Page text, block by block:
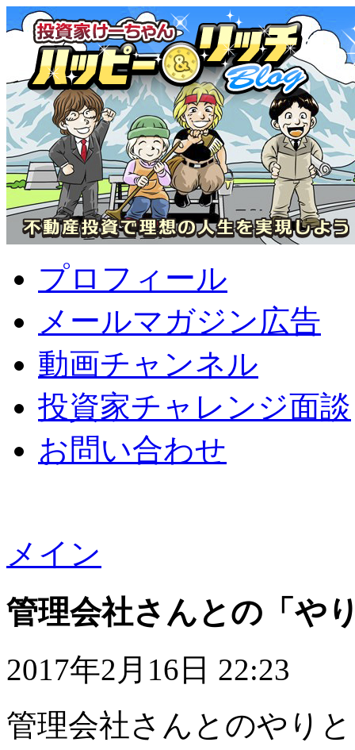
プロフィール
メールマガジン広告
動画チャンネル
投資家チャレンジ面談
お問い合わせ
メイン
管理会社さんとの「や
2017年2月16日 22:23
管理会社さんとのやり